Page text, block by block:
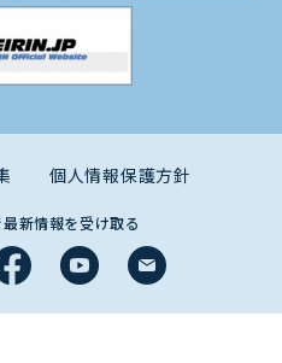
個人情報保護方針
新情報を受け取る